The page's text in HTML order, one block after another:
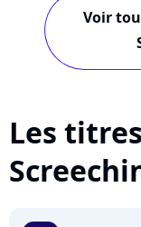
Voir
Les